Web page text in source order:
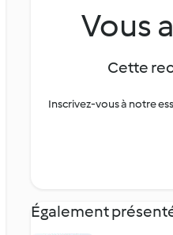
Vous
Cette
Inscrivez-vous à notre
Également